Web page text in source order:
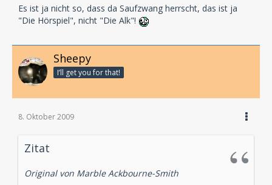
Es ist ja nicht so, dass da Saufzwang herrscht, das ist ja
"Die Hörspiel", nicht "Die Alk"!
Sheepy
I’ll get you for that!
8. Oktober 2009
Zitat
Original von Marble Ackbourne-Smith